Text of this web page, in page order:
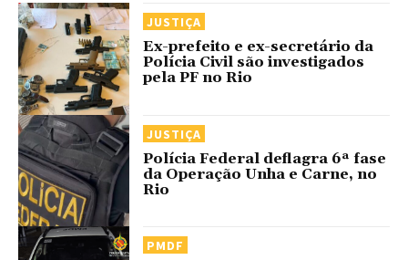
JUSTIÇA
Ex-prefeito e ex-secretário da
Polícia Civil são investigados
pela PF no Rio
JUSTIÇA
Polícia Federal deflagra 6ª fase
da Operação Unha e Carne, no
Rio
PMDF